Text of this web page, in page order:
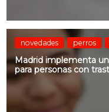
novedades perros
Madrid implementa
para personas con